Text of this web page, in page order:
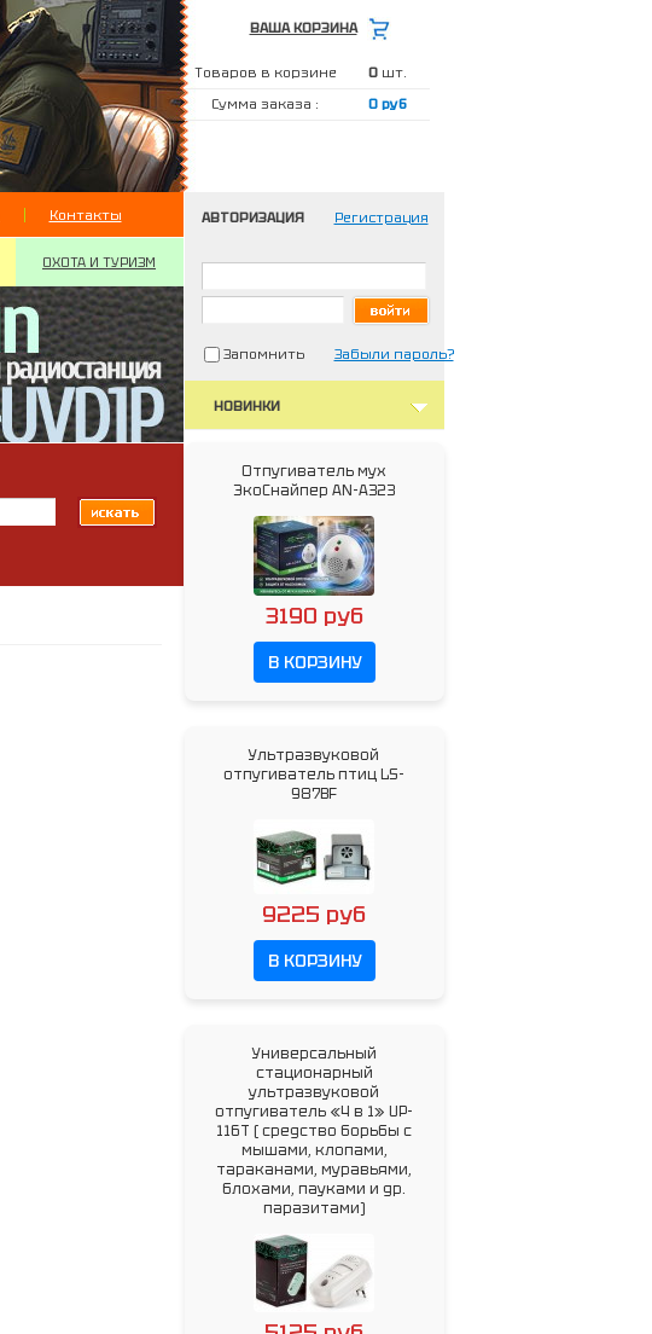
ВАША КОРЗИНА
Товаров в корзине 0 шт.
Сумма заказа :
0 руб
Контакты
ОХОТА И ТУРИЗМ
АВТОРИЗАЦИЯ Регистрация
Запомнить Забыли пароль?
НОВИНКИ
Отпугиватель мух
ЭкоСнайпер AN-A323
3190 руб
В КОРЗИНУ
Ультразвуковой
отпугиватель птиц LS-
987BF
9225 руб
В КОРЗИНУ
Универсальный
стационарный
ультразвуковой
отпугиватель «4 в 1» UP-
116T ( cредство борьбы с
мышами, клопами,
тараканами, муравьями,
блохами, пауками и др.
паразитами)